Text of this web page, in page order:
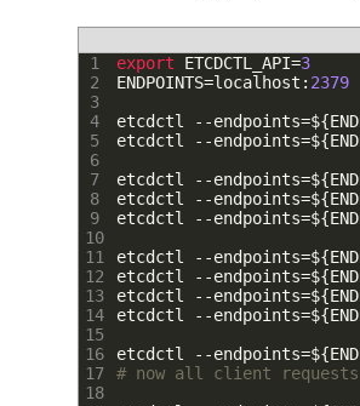
1
2
3
4
5
6
7
8
9
10
11
12
13
14
15
16
17
18
export ETCDCTL_API=3
ENDPOINTS=localhost : 2379
etcdctl
--endpoints=${
etcdctl
--endpoints=${
etcdctl
--endpoints=${
etcdctl
--endpoints=${
etcdctl
--endpoints=${
etcdctl
--endpoints=${
etcdctl
--endpoints=${
etcdctl
--endpoints=${
etcdctl
--endpoints=${
etcdctl
--endpoints=${
# now all client requests